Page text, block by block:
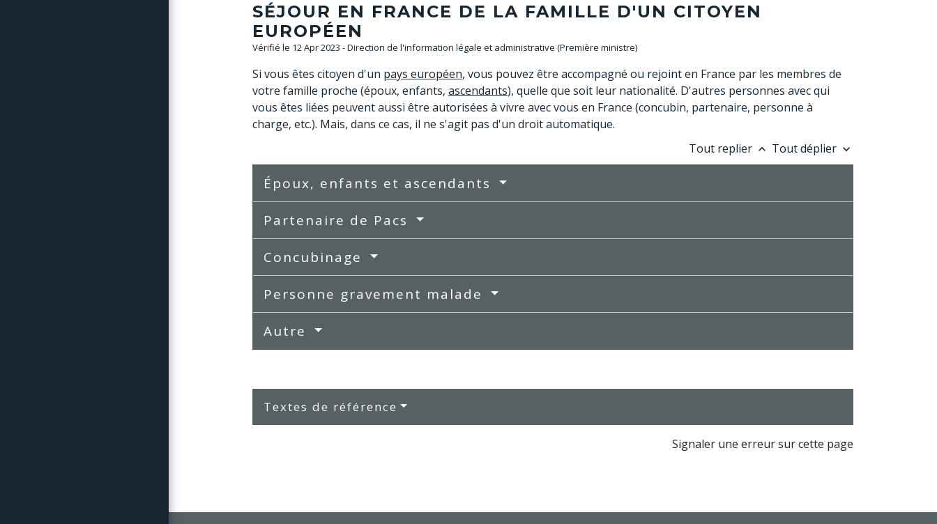
SÉJOUR EN FRANCE DE LA FAMILLE D'UN CITOYEN
EUROPÉEN
Vérifié le 12 Apr 2023 - Direction de l'information légale et administrative (Première ministre)
Si vous êtes citoyen d'un pays européen, vous pouvez être accompagné ou rejoint en France par les membres de
votre famille proche (époux, enfants, ascendants), quelle que soit leur nationalité. D'autres personnes avec qui
vous êtes liées peuvent aussi être autorisées à vivre avec vous en France (concubin, partenaire, personne à
charge, etc.). Mais, dans ce cas, il ne s'agit pas d'un droit automatique.
Tout replier keyboard_arrow_up Tout déplier keyboard_arrow_down
Époux, enfants et ascendants
Partenaire de Pacs
Concubinage
Personne gravement malade
Autre
Textes de référence
Signaler une erreur sur cette page